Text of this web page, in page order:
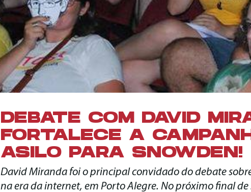
DEBATE COM DAVID
FORTALECE A
ASILO PARA SNOWDEN!
David Miranda foi o principal convidado do debate
na era da internet, em Porto Alegre. No próximo final